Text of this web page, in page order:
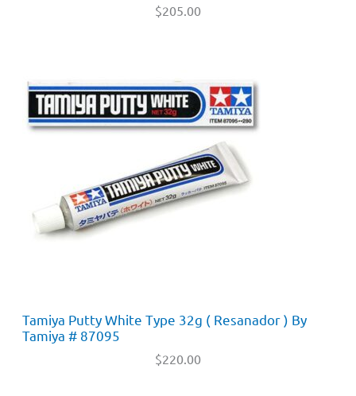
$205.00
Tamiya Putty White Type 32g ( Resanador ) By
Tamiya # 87095
$220.00